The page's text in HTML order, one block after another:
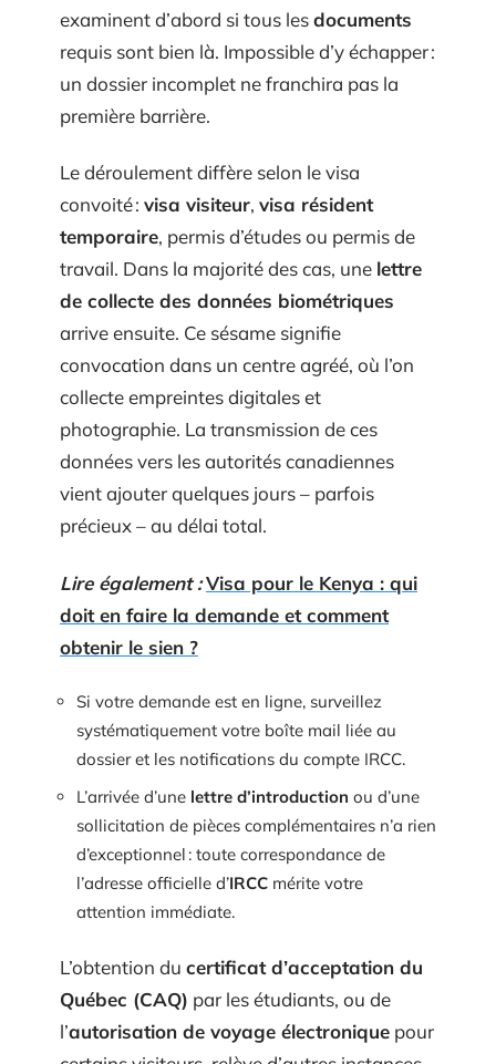
examinent d’abord si tous lesdocuments
requis sont bien là. Impossible d’y échapper :
un dossier incomplet ne franchira pas la
première barrière.
Le déroulement diffère selon le visa
convoité : visa visiteur, visa résident
temporaire, permis d’études ou permis de
travail. Dans la majorité des cas, une lettre
de collecte des données biométriques
arrive ensuite. Ce sésame signifie
convocation dans un centre agréé, où l’on
collecte empreintes digitales et
photographie. La transmission de ces
données vers les autorités canadiennes
vient ajouter quelques jours – parfois
précieux – au délai total.
Lire également :Visa pour le Kenya : qui
doit en faire la demande et comment
obtenir le sien ?
Si votre demande est en ligne, surveillez
systématiquement votre boîte mail liée au
dossier et les notifications du compte IRCC.
L’arrivée d’une lettre d’introduction ou d’une
sollicitation de pièces complémentaires n’a rien
d’exceptionnel : toute correspondance de
l’adresse officielle d’IRCC mérite votre
attention immédiate.
L’obtention du certificat d’acceptation du
Québec (CAQ) par les étudiants, ou de
l’autorisation de voyage électronique pour